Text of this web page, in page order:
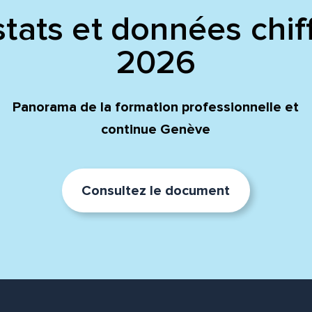
et données
2026
Panorama de la formation professionnelle et
continue Genève
Consultez le document